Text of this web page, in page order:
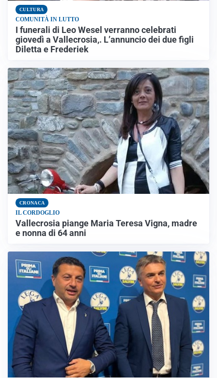
CULTURA
COMUNITÀ IN LUTTO
I funerali di Leo Wesel verranno celebrati
giovedì a Vallecrosia,. L’annuncio dei due figli
Diletta e Frederiek
CRONACA
IL CORDOGLIO
Vallecrosia piange Maria Teresa Vigna, madre
e nonna di 64 anni